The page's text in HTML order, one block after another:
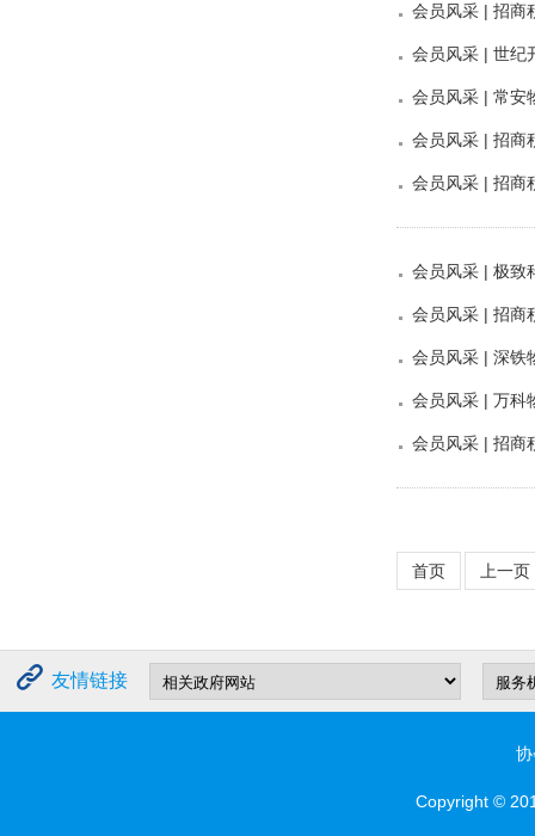
会员风采 | 招商
会员风采 | 世纪
会员风采 | 常安
会员风采 | 招商
会员风采 | 招商
会员风采 | 极致
会员风采 | 招商
会员风采 | 深铁
会员风采 | 万科
会员风采 | 招商
首页 上一页
友情链接
Copyright ©